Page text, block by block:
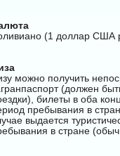
(1 доллар США
можно получить
(должен
билеты в оба
пребывания в
выдается
в стране